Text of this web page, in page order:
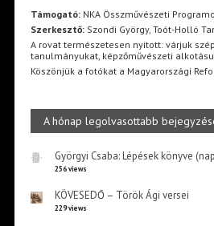
Támogató:NKA Összművészeti
Szerkesztő:Szondi György, Toót-Holló
A rovat természetesen nyitott: várjuk
tanulmányukat, képzőművészeti
Köszönjük a fotókat a Magyarországi
A hónap legolvasottabb
Györgyi Csaba: Lépések könyve
256 views
KÖVESEDŐ – Török Ági versei
229 views